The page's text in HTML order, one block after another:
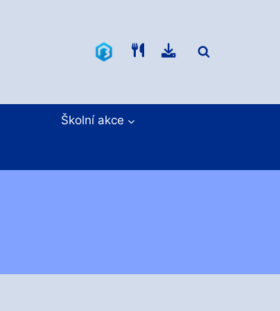
BakalářiJídelníček
Ke
Školní akce